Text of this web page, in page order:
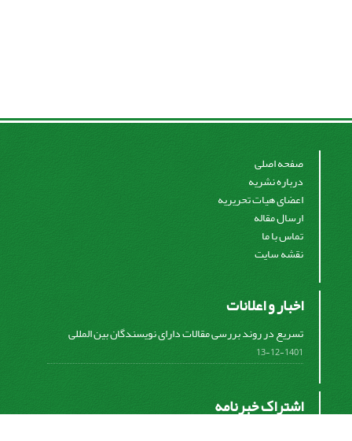
صفحه اصلی
درباره نشریه
اعضای هیات تحریریه
ارسال مقاله
تماس با ما
نقشه سایت
اخبار و اعلانات
تسریع در روند بررسی مقالات دارای نویسندگان بین المللی
1401-12-13
اشتراک خبرنامه